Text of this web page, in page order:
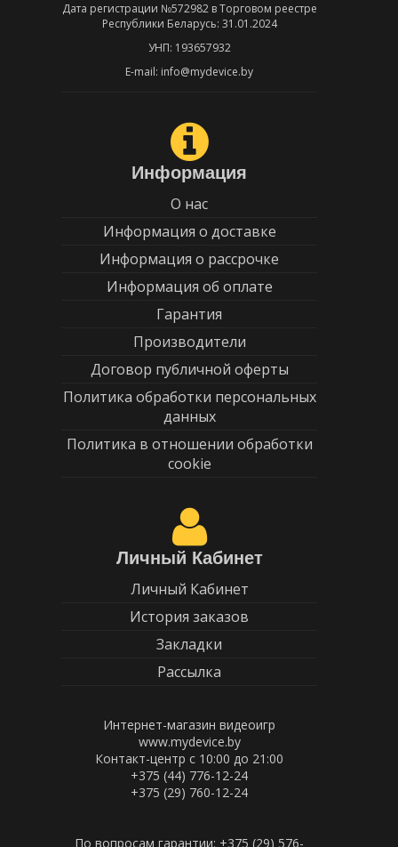
Дата регистрации №572982 в Торговом реестре
Республики Беларусь: 31.01.2024
УНП: 193657932
E-mail: info@mydevice.by
Информация
О нас
Информация о доставке
Информация о рассрочке
Информация об оплате
Гарантия
Производители
Договор публичной оферты
Политика обработки персональных
данных
Политика в отношении обработки
cookie
Личный Кабинет
Личный Кабинет
История заказов
Закладки
Рассылка
Интернет-магазин видеоигр
www.mydevice.by
Контакт-центр с 10:00 до 21:00
+375 (44) 776-12-24
+375 (29) 760-12-24
По вопросам гарантии: +375 (29) 576-